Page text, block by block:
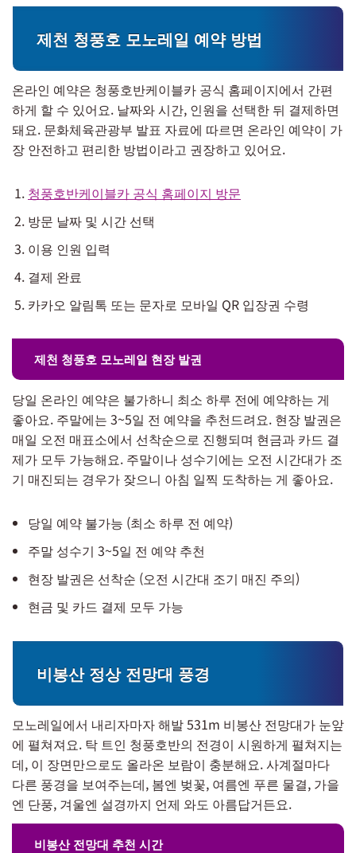
제천 청풍호 모노레일 예약 방법
온라인 예약은 청풍호반케이블카 공식 홈페이지에서 간편
하게 할 수 있어요. 날짜와 시간, 인원을 선택한 뒤 결제하면
돼요. 문화체육관광부 발표 자료에 따르면 온라인 예약이 가
장 안전하고 편리한 방법이라고 권장하고 있어요.
청풍호반케이블카 공식 홈페이지 방문
방문 날짜 및 시간 선택
이용 인원 입력
결제 완료
카카오 알림톡 또는 문자로 모바일 QR 입장권 수령
제천 청풍호 모노레일 현장 발권
당일 온라인 예약은 불가하니 최소 하루 전에 예약하는 게
좋아요. 주말에는 3~5일 전 예약을 추천드려요. 현장 발권은
매일 오전 매표소에서 선착순으로 진행되며 현금과 카드 결
제가 모두 가능해요. 주말이나 성수기에는 오전 시간대가 조
기 매진되는 경우가 잦으니 아침 일찍 도착하는 게 좋아요.
당일 예약 불가능 (최소 하루 전 예약)
주말 성수기 3~5일 전 예약 추천
현장 발권은 선착순 (오전 시간대 조기 매진 주의)
현금 및 카드 결제 모두 가능
비봉산 정상 전망대 풍경
모노레일에서 내리자마자 해발 531m 비봉산 전망대가 눈앞
에 펼쳐져요. 탁 트인 청풍호반의 전경이 시원하게 펼쳐지는
데, 이 장면만으로도 올라온 보람이 충분해요. 사계절마다
다른 풍경을 보여주는데, 봄엔 벚꽃, 여름엔 푸른 물결, 가을
엔 단풍, 겨울엔 설경까지 언제 와도 아름답거든요.
비봉산 전망대 추천 시간